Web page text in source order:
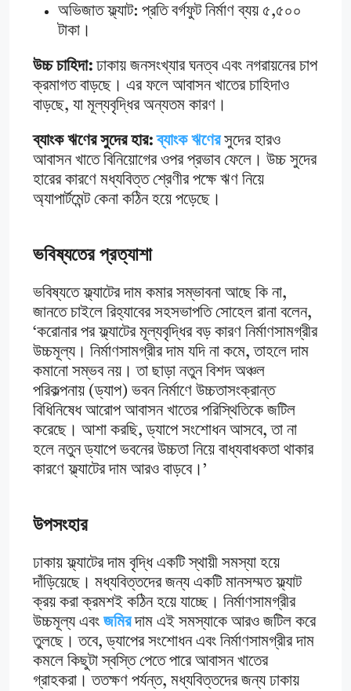
অভিজাত ফ্ল্যাট: প্রতি বর্গফুট নির্মাণ ব্যয় ৫,৫০০
টাকা।
উচ্চ চাহিদা: ঢাকায় জনসংখ্যার ঘনত্ব এবং নগরায়নের চাপ
ক্রমাগত বাড়ছে। এর ফলে আবাসন খাতের চাহিদাও
বাড়ছে, যা মূল্যবৃদ্ধির অন্যতম কারণ।
ব্যাংক ঋণের সুদের হার: ব্যাংক ঋণেরসুদের হারও
আবাসন খাতে বিনিয়োগের ওপর প্রভাব ফেলে। উচ্চ সুদের
হারের কারণে মধ্যবিত্ত শ্রেণীর পক্ষে ঋণ নিয়ে
অ্যাপার্টমেন্ট কেনা কঠিন হয়ে পড়েছে।
ভবিষ্যতের প্রত্যাশা
ভবিষ্যতে ফ্ল্যাটের দাম কমার সম্ভাবনা আছে কি না,
জানতে চাইলে রিহ্যাবের সহসভাপতি সোহেল রানা বলেন,
‘করোনার পর ফ্ল্যাটের মূল্যবৃদ্ধির বড় কারণ নির্মাণসামগ্রীর
উচ্চমূল্য। নির্মাণসামগ্রীর দাম যদি না কমে, তাহলে দাম
কমানো সম্ভব নয়। তা ছাড়া নতুন বিশদ অঞ্চল
পরিকল্পনায় (ড্যাপ) ভবন নির্মাণে উচ্চতাসংক্রান্ত
বিধিনিষেধ আরোপ আবাসন খাতের পরিস্থিতিকে জটিল
করেছে। আশা করছি, ড্যাপে সংশোধন আসবে, তা না
হলে নতুন ড্যাপে ভবনের উচ্চতা নিয়ে বাধ্যবাধকতা থাকার
কারণে ফ্ল্যাটের দাম আরও বাড়বে।’
উপসংহার
ঢাকায় ফ্ল্যাটের দাম বৃদ্ধি একটি স্থায়ী সমস্যা হয়ে
দাঁড়িয়েছে। মধ্যবিত্তদের জন্য একটি মানসম্মত ফ্ল্যাট
ক্রয় করা ক্রমশই কঠিন হয়ে যাচ্ছে। নির্মাণসামগ্রীর
উচ্চমূল্য এবং জমির দাম এই সমস্যাকে আরও জটিল করে
তুলছে। তবে, ড্যাপের সংশোধন এবং নির্মাণসামগ্রীর দাম
কমলে কিছুটা স্বস্তি পেতে পারে আবাসন খাতের
গ্রাহকরা। ততক্ষণ পর্যন্ত, মধ্যবিত্তদের জন্য ঢাকায়